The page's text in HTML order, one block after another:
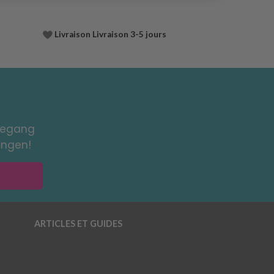
Livraison Livraison 3-5 jours
ARTICLES ET GUIDES